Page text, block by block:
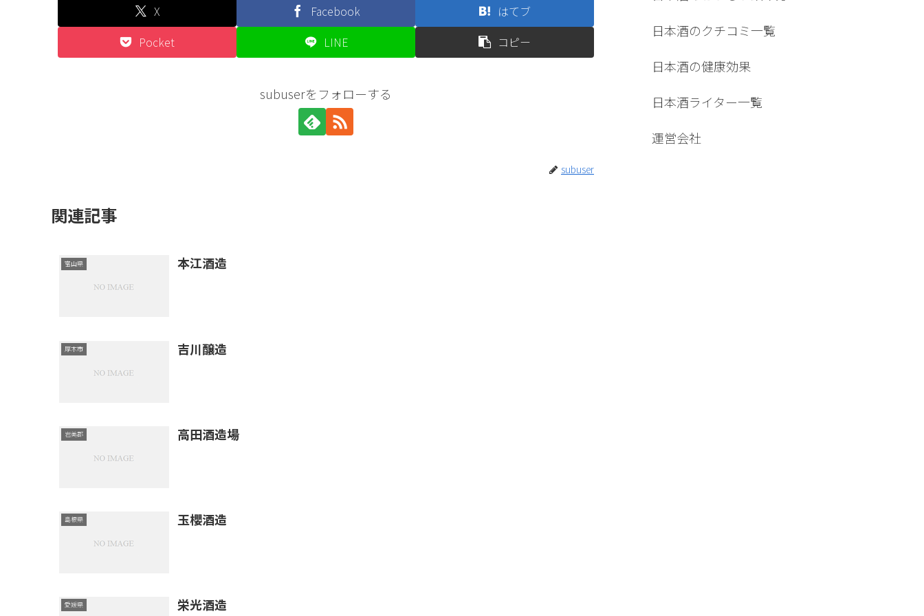
X Facebook
はてブ
Pocket
LINE コピー
subuserをフォローする
subuser
関連記事
富山県 本江酒造
厚木市 吉川醸造
岩美郡 高田酒造場
島根県 玉櫻酒造
愛媛県 栄光酒造
日本酒のクチコミ一覧
日本酒の健康効果
日本酒ライター一覧
運営会社